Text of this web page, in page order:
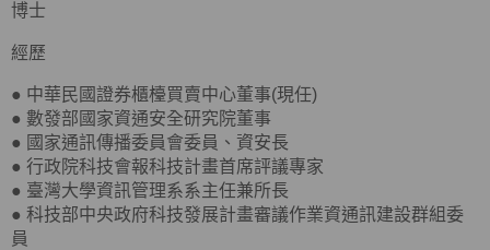
博士
經歷
● 中華民國證券櫃檯買賣中心董事(現任)
● 數發部國家資通安全研究院董事
● 國家通訊傳播委員會委員、資安長
● 行政院科技會報科技計畫首席評議專家
● 臺灣大學資訊管理系系主任兼所長
● 科技部中央政府科技發展計畫審議作業資通訊建設群組委
員